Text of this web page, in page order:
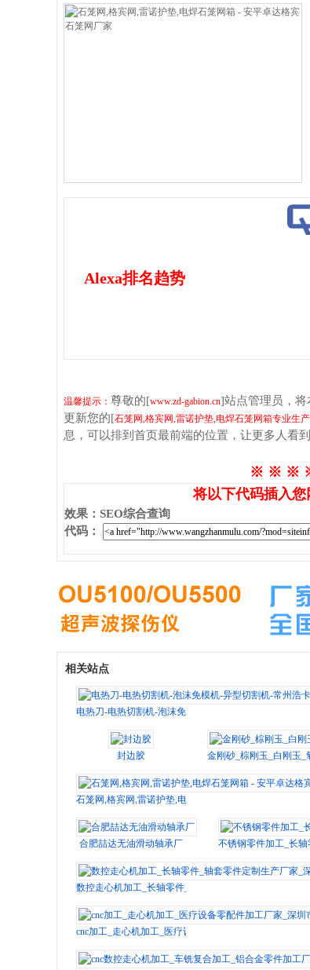
Alexa排名趋势
温馨提示： 尊敬的[www.zd-gabion.cn]站点管理员，
更新您的[石笼网,格宾网,雷诺护垫,电焊石笼网箱专业生
息，可以排到首页最前端的位置，让更多人看
※ ※ ※ ※
将以下代码插入您
效果 ： SEO综合查询
代码 ：
相关站点
电热刀-电热切割机-泡沫免模机-异型切割机-常州浩卡自
封边胶 金刚砂_棕刚玉_白刚玉_
石笼网,格宾网,雷诺护垫,电焊石笼网箱 - 安平卓达格宾石
合肥喆达无油滑动轴承厂 不锈钢零件加工_长轴
数控走心机加工_长轴零件_轴套零件定制生产厂家_深圳
cnc加工_走心机加工_医疗设备零配件加工厂家_深圳市